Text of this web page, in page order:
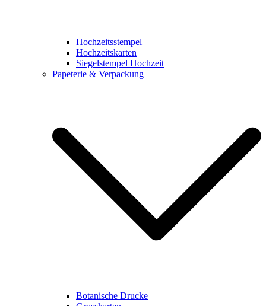
Hochzeitsstempel
Hochzeitskarten
Siegelstempel Hochzeit
Papeterie & Verpackung
Botanische Drucke